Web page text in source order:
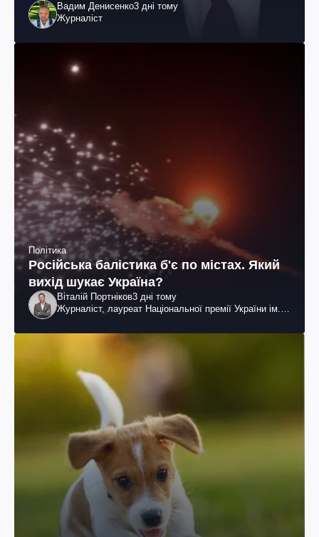
Вадим Денисенко3 дні тому
Журналіст
Політика
Російська балістика б'є по містах. Який
вихід шукає Україна?
Віталій Портніков3 дні тому
Журналіст, лауреат Національної премії України ім.